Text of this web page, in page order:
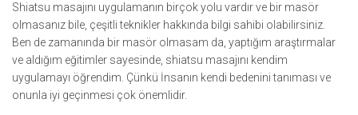
Shiatsu masajını uygulamanın birçok yolu vardır ve bir masör
olmasanız bile, çeşitli teknikler hakkında bilgi sahibi olabilirsiniz.
Ben de zamanında bir masör olmasam da, yaptığım araştırmalar
ve aldığım eğitimler sayesinde, shiatsu masajını kendim
uygulamayı öğrendim. Çünkü İnsanın kendi bedenini tanıması ve
onunla iyi geçinmesi çok önemlidir.